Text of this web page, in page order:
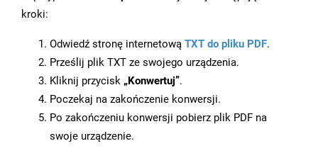
kroki:
Odwiedź stronę internetową TXT do pliku PDF.
Prześlij plik TXT ze swojego urządzenia.
Kliknij przycisk „Konwertuj”.
Poczekaj na zakończenie konwersji.
Po zakończeniu konwersji pobierz plik PDF na
swoje urządzenie.